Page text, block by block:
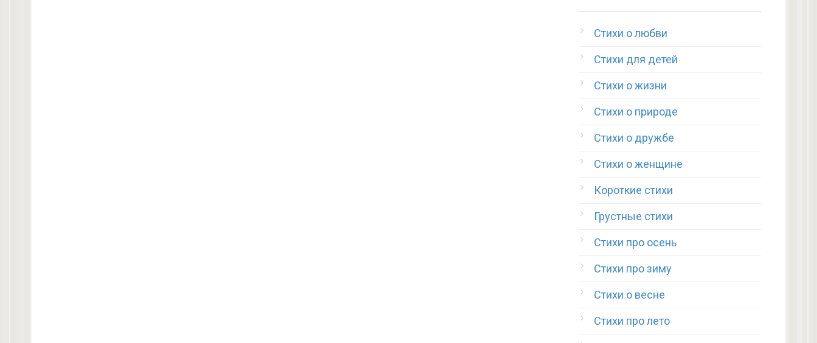
Стихи о любви
Стихи для детей
Стихи о жизни
Стихи о природе
Стихи о дружбе
Стихи о женщине
Короткие стихи
Грустные стихи
Стихи про осень
Стихи про зиму
Стихи о весне
Стихи про лето